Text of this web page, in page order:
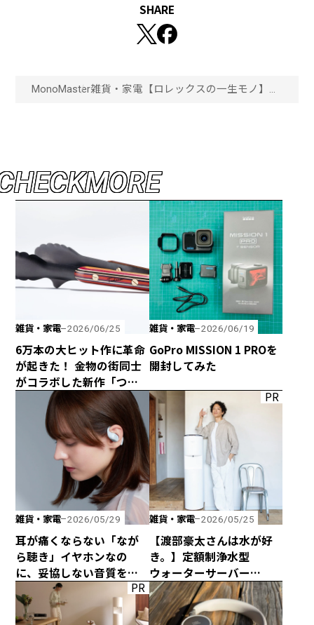
SHARE
MonoMaster雑貨・家電 【ロレックスの一生モノ】王
HECKMORE
雑貨・家電 2026/06/25
6万本の大ヒット作に革命
が起きた！ 金物の街同士
がコラボした新作「つか
みのトング」が登場！
雑貨・家電 2026/06/19
GoPro MISSION 1 PROを
開封してみた
雑貨・家電 2026/05/29
耳が痛くならない「なが
ら聴き」イヤホンなの
に、妥協しない音質を追
求した「HP-H300BT」が
発売！
PR
雑貨・家電 2026/05/25
【渡部豪太さんは水が好
き。】定額制浄水型
ウォーターサーバー
every frecious tallを
使ってみた
PR